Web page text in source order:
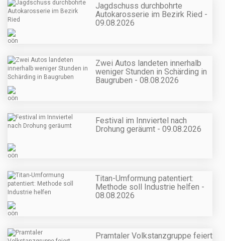
Jagdschuss durchbohrte
Autokarosserie im Bezirk Ried -
09.08.2026
Zwei Autos landeten innerhalb
weniger Stunden in Schärding in
Baugruben - 08.08.2026
Festival im Innviertel nach
Drohung geräumt - 09.08.2026
Titan-Umformung patentiert:
Methode soll Industrie helfen -
08.08.2026
Pramtaler Volkstanzgruppe feiert